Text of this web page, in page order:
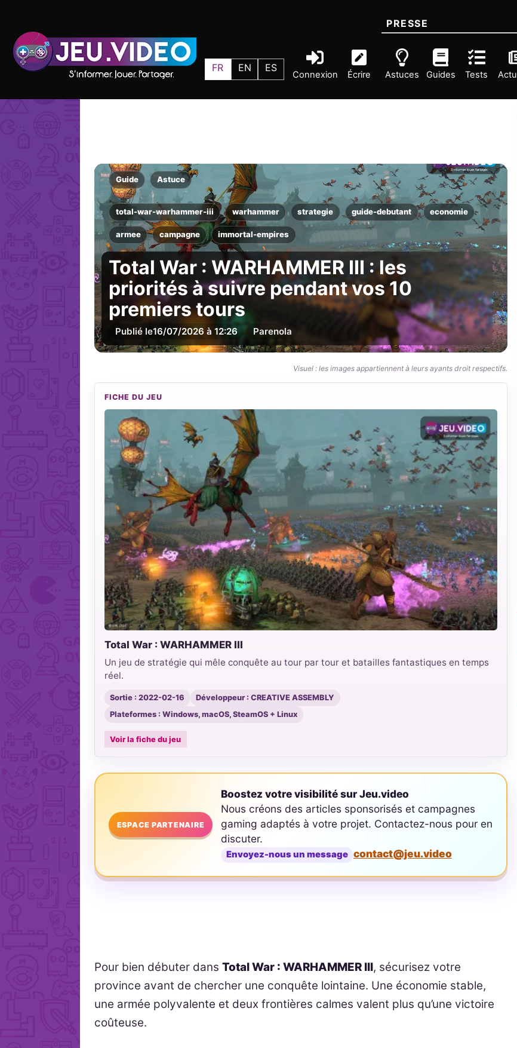
FR EN ES
Connexion Écrire
PRESSE
Astuces Guides Tests
Guide Astuce
total-war-warhammer-iii warhammer strategie guide-debutant economie
armee campagne immortal-empires
Total War : WARHAMMER III : les
priorités à suivre pendant vos 10
premiers tours
Publié le16/07/2026 à 12:26 Parenola
Visuel : les images appartiennent à leurs ayants droit respectifs.
FICHE DU JEU
Total War : WARHAMMER III
Un jeu de stratégie qui mêle conquête au tour par tour et batailles fantastiques en temps
réel.
Sortie : 2022-02-16
Développeur : CREATIVE ASSEMBLY
Plateformes : Windows, macOS, SteamOS + Linux
Voir la fiche du jeu
ESPACE PARTENAIRE
Boostez votre visibilité sur Jeu.video
Nous créons des articles sponsorisés et campagnes
gaming adaptés à votre projet. Contactez-nous pour en
discuter.
Envoyez-nous un message contact@jeu.video
Pour bien débuter dansTotal War : WARHAMMER III, sécurisez votre
province avant de chercher une conquête lointaine. Une économie stable,
une armée polyvalente et deux frontières calmes valent plus qu’une victoire
coûteuse.